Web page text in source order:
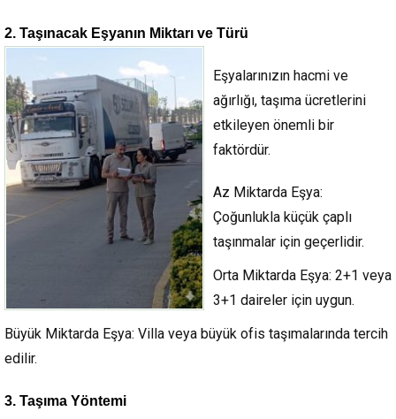
2. Taşınacak Eşyanın Miktarı ve Türü
Eşyalarınızın hacmi ve
ağırlığı, taşıma ücretlerini
etkileyen önemli bir
faktördür.
Az Miktarda Eşya:
Çoğunlukla küçük çaplı
taşınmalar için geçerlidir.
Orta Miktarda Eşya: 2+1 veya
3+1 daireler için uygun.
Büyük Miktarda Eşya: Villa veya büyük ofis taşımalarında tercih
edilir.
3. Taşıma Yöntemi